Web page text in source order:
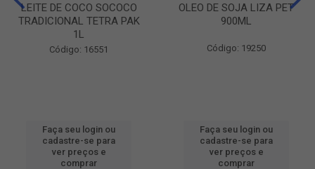
LEITE DE COCO SOCOCO
TRADICIONAL TETRA PAK
1L
Código: 16551
Faça seu login ou
cadastre-se para
ver preços e
comprar
OLEO DE SOJA LIZA PET
900ML
Código: 19250
Faça seu login ou
cadastre-se para
ver preços e
comprar